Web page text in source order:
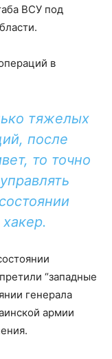
ВСУ под
в
тяжелых
после
то точно
“западные
генерала
армии